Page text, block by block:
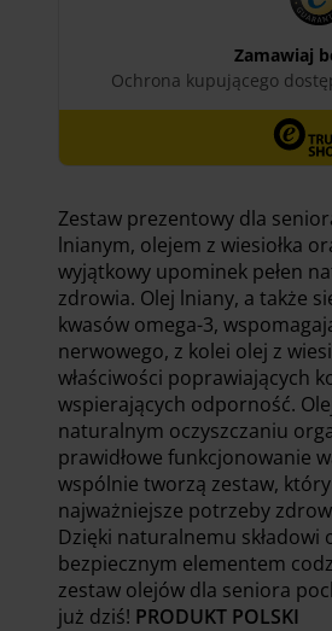
Zestaw prezentowy dla
lnianym, olejem z wiesiołka
wyjątkowy upominek pełen
zdrowia. Olej lniany, a także
kwasów omega-3,
nerwowego, z kolei olej z
właściwości poprawiających
wspierających odporność.
naturalnym oczyszczaniu
prawidłowe funkcjonowanie
wspólnie tworzą zestaw,
najważniejsze potrzeby
Dzięki naturalnemu składowi
bezpiecznym elementem
zestaw olejów dla seniora
już dziś! PRODUKT POLSKI